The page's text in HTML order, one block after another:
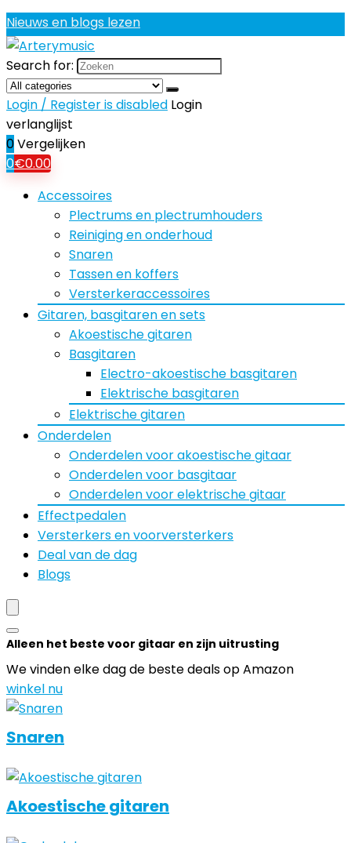
Nieuws en blogs lezen
Search for:
Login / Register is disabled Login
verlanglijst
0Vergelijken
0€0.00
Accessoires
Plectrums en plectrumhouders
Reiniging en onderhoud
Snaren
Tassen en koffers
Versterkeraccessoires
Gitaren, basgitaren en sets
Akoestische gitaren
Basgitaren
Electro-akoestische basgitaren
Elektrische basgitaren
Elektrische gitaren
Onderdelen
Onderdelen voor akoestische gitaar
Onderdelen voor basgitaar
Onderdelen voor elektrische gitaar
Effectpedalen
Versterkers en voorversterkers
Deal van de dag
Blogs
Alleen het beste voor gitaar en zijn uitrusting
We vinden elke dag de beste deals op Amazon
winkel nu
Snaren
Akoestische gitaren